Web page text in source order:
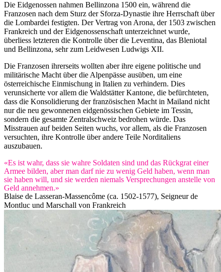
Die Eidgenossen nahmen Bellinzona 1500 ein, während die
Franzosen nach dem Sturz der Sforza-Dynastie ihre Herrschaft über
die Lombardei festigten. Der Vertrag von Arona, der 1503 zwischen
Frankreich und der Eidgenossenschaft unterzeichnet wurde,
überliess letzteren die Kontrolle über die Leventina, das Bleniotal
und Bellinzona, sehr zum Leidwesen Ludwigs XII.
Die Franzosen ihrerseits wollten aber ihre eigene politische und
militärische Macht über die Alpenpässe ausüben, um eine
österreichische Einmischung in Italien zu verhindern. Dies
verunsicherte vor allem die Waldstätter Kantone, die befürchteten,
dass die Konsolidierung der französischen Macht in Mailand nicht
nur die neu gewonnenen eidgenössischen Gebiete im Tessin,
sondern die gesamte Zentralschweiz bedrohen würde. Das
Misstrauen auf beiden Seiten wuchs, vor allem, als die Franzosen
versuchten, ihre Kontrolle über andere Teile Norditaliens
auszubauen.
«Es ist wahr, dass sie wahre Soldaten sind und das Rückgrat einer
Armee bilden, aber man darf nie zu wenig Geld haben, wenn man
sie haben will, und sie werden niemals Verspre­chun­gen anstelle von
Geld annehmen.»
Blaise de Lasseran-Massencôme (ca. 1502-1577), Seigneur de
Montluc und Marschall von Frankreich